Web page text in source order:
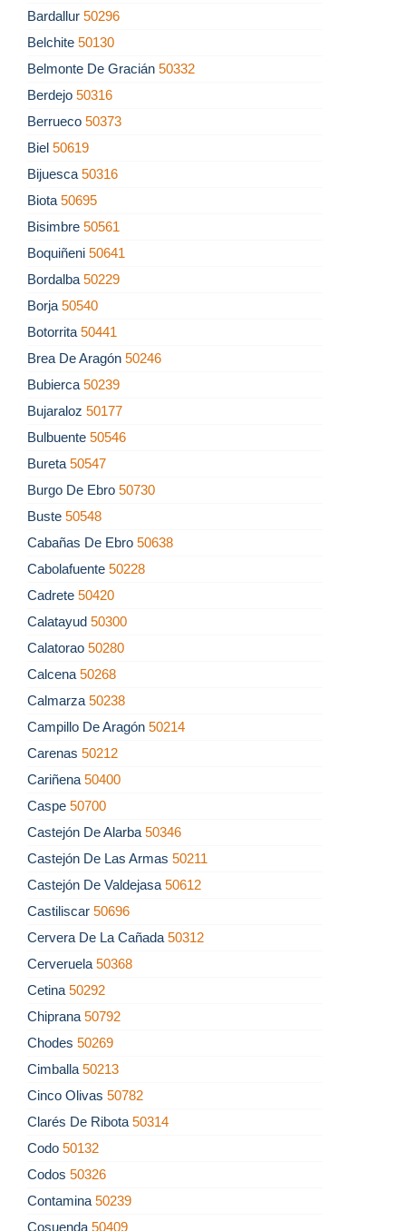
Bardallur 50296
Belchite 50130
Belmonte De Gracián 50332
Berdejo 50316
Berrueco 50373
Biel 50619
Bijuesca 50316
Biota 50695
Bisimbre 50561
Boquiñeni 50641
Bordalba 50229
Borja 50540
Botorrita 50441
Brea De Aragón 50246
Bubierca 50239
Bujaraloz 50177
Bulbuente 50546
Bureta 50547
Burgo De Ebro 50730
Buste 50548
Cabañas De Ebro 50638
Cabolafuente 50228
Cadrete 50420
Calatayud 50300
Calatorao 50280
Calcena 50268
Calmarza 50238
Campillo De Aragón 50214
Carenas 50212
Cariñena 50400
Caspe 50700
Castejón De Alarba 50346
Castejón De Las Armas 50211
Castejón De Valdejasa 50612
Castiliscar 50696
Cervera De La Cañada 50312
Cerveruela 50368
Cetina 50292
Chiprana 50792
Chodes 50269
Cimballa 50213
Cinco Olivas 50782
Clarés De Ribota 50314
Codo 50132
Codos 50326
Contamina 50239
Cosuenda 50409